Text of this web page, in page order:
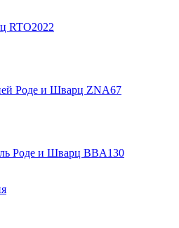
RTO2022
Роде и Шварц ZNA67
Роде и Шварц BBA130